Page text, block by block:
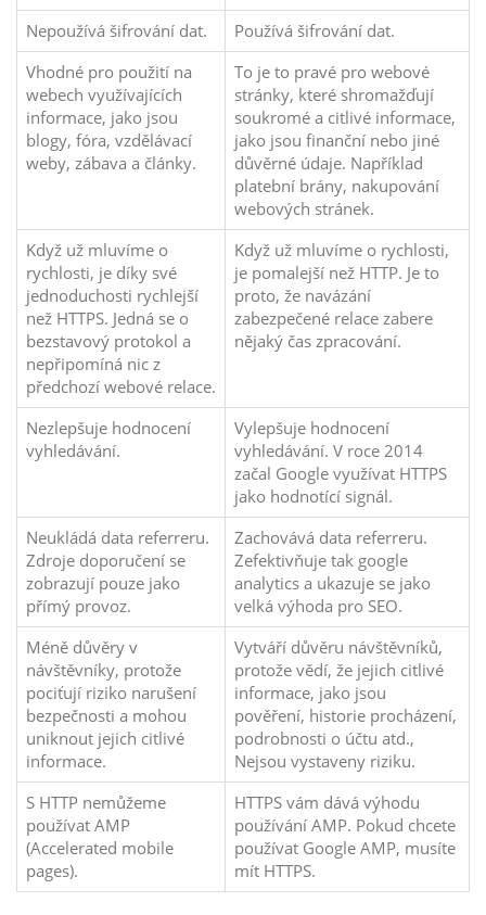
Nepoužívá šifrování dat.
Používá šifrování dat.
Vhodné pro použití na
webech využívajících
informace, jako jsou
blogy, fóra, vzdělávací
weby, zábava a články.
To je to pravé pro webové
stránky, které shromažďují
soukromé a citlivé informace,
jako jsou finanční nebo jiné
důvěrné údaje. Například
platební brány, nakupování
webových stránek.
Když už mluvíme o
rychlosti, je díky své
jednoduchosti rychlejší
než HTTPS. Jedná se o
bezstavový protokol a
nepřipomíná nic z
předchozí webové relace.
Když už mluvíme o rychlosti,
je pomalejší než HTTP. Je to
proto, že navázání
zabezpečené relace zabere
nějaký čas zpracování.
Nezlepšuje hodnocení
vyhledávání.
Vylepšuje hodnocení
vyhledávání. V roce 2014
začal Google využívat HTTPS
jako hodnotící signál.
Neukládá data referreru.
Zdroje doporučení se
zobrazují pouze jako
přímý provoz.
Zachovává data referreru.
Zefektivňuje tak google
analytics a ukazuje se jako
velká výhoda pro SEO.
Méně důvěry v
návštěvníky, protože
pociťují riziko narušení
bezpečnosti a mohou
uniknout jejich citlivé
informace.
Vytváří důvěru návštěvníků,
protože vědí, že jejich citlivé
informace, jako jsou
pověření, historie procházení,
podrobnosti o účtu atd.,
Nejsou vystaveny riziku.
S HTTP nemůžeme
používat AMP
(Accelerated mobile
pages).
HTTPS vám dává výhodu
používání AMP. Pokud chcete
používat Google AMP, musíte
mít HTTPS.